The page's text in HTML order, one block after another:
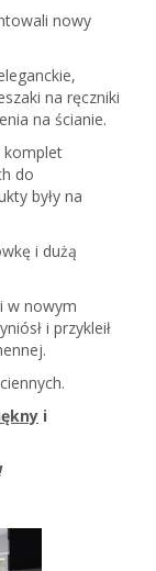
nowy
na ręczniki
na ścianie.
komplet
do
były na
i dużą
w nowym
i przykleił
i